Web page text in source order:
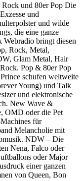
und 80er Pop Die
und
und wilde
die eine ganze
Webradio bringt diesen
Rock, Metal,
Glam Metal, Hair
Pop & 80er Pop
schufen weltweite
Young) und Talk
und elektronische
New Wave &
OMD oder die Pet
für
Melancholie mit
NDW – Die
Nena, Falco oder
oder Major
einer ganzen
von Queen, Bon